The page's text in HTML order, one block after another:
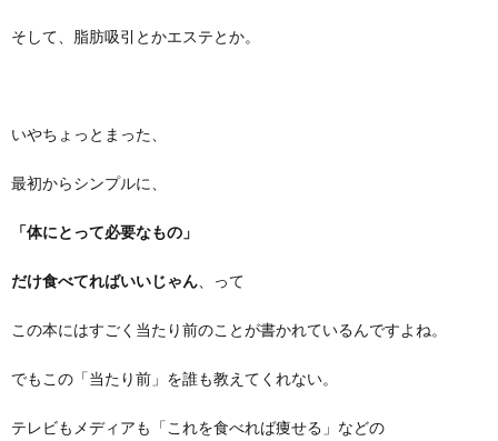
そして、脂肪吸引とかエステとか。
いやちょっとまった、
最初からシンプルに、
「体にとって必要なもの」
だけ食べてればいいじゃん 、って
この本にはすごく当たり前のことが書かれているんですよね。
でもこの「当たり前」を誰も教えてくれない。
テレビもメディアも「これを食べれば痩せる」などの